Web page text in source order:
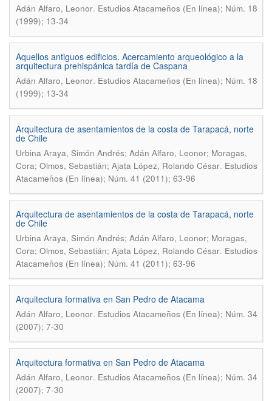
Adán Alfaro, Leonor. Estudios Atacameños (En línea); Núm. 18
(1999); 13-34
Aquellos antiguos edificios. Acercamiento arqueológico a la
arquitectura prehispánica tardía de Caspana
Adán Alfaro, Leonor. Estudios Atacameños (En línea); Núm. 18
(1999); 13-34
Arquitectura de asentamientos de la costa de Tarapacá, norte
de Chile
Urbina Araya, Simón Andrés; Adán Alfaro, Leonor; Moragas,
Cora; Olmos, Sebastián; Ajata López, Rolando César. Estudios
Atacameños (En línea); Núm. 41 (2011); 63-96
Arquitectura de asentamientos de la costa de Tarapacá, norte
de Chile
Urbina Araya, Simón Andrés; Adán Alfaro, Leonor; Moragas,
Cora; Olmos, Sebastián; Ajata López, Rolando César. Estudios
Atacameños (En línea); Núm. 41 (2011); 63-96
Arquitectura formativa en San Pedro de Atacama
Adán Alfaro, Leonor. Estudios Atacameños (En línea); Núm. 34
(2007); 7-30
Arquitectura formativa en San Pedro de Atacama
Adán Alfaro, Leonor. Estudios Atacameños (En línea); Núm. 34
(2007); 7-30